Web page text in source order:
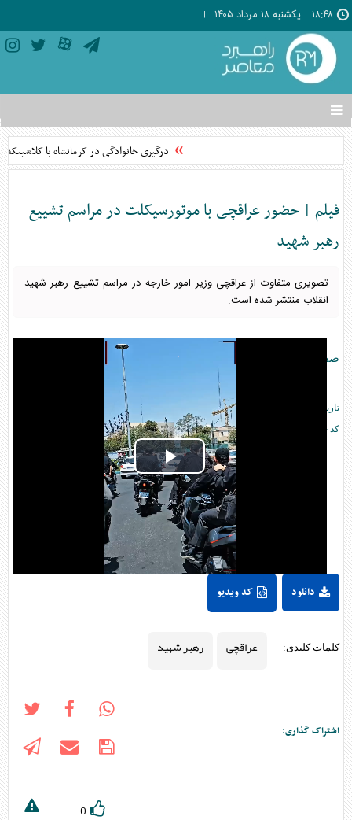
۱۸:۴۸ يکشنبه ۱۸ مرداد ۱۴۰۵
تغییر
وضعیت
منوی
ها
درگیری خانوادگی در کرمانشاه با کلاشینکف به خاک و
فیلم | حضور عراقچی با موتورسیکلت در مراسم تشییع
رهبر شهید
تصویری متفاوت از عراقچی وزیر امور خارجه در مراسم تشییع رهبر شهید
انقلاب منتشر شده است.
صفحه اصلی
تاریخ انتشار:
کد خبر:
Play
Video
کد ویدیو دانلود
کلمات کلیدی: عراقچی رهبر شهید
اشتراک گذاری:
0